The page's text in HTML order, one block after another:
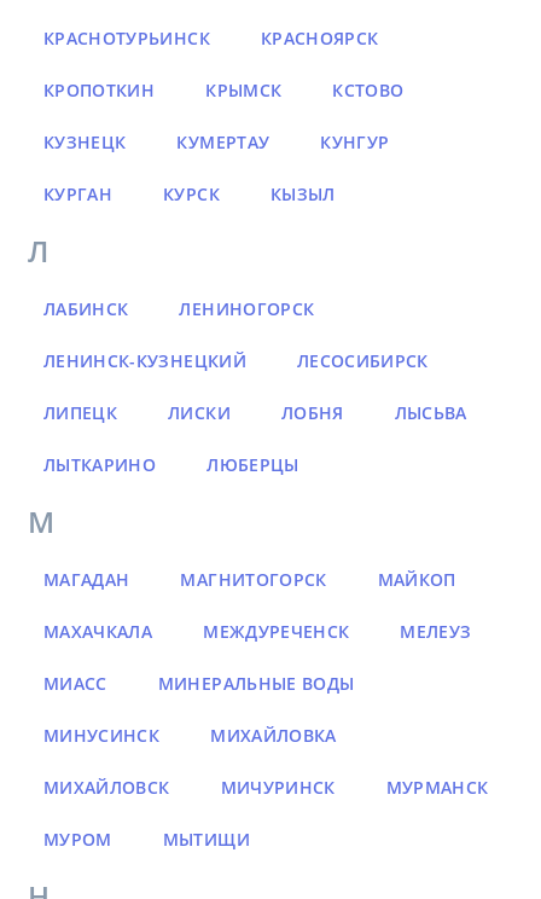
КРАСНОТУРЬИНСК КРАСНОЯРСК
КРОПОТКИН КРЫМСК КСТОВО
КУЗНЕЦК КУМЕРТАУ КУНГУР
КУРГАН КУРСК КЫЗЫЛ
Л
ЛАБИНСК ЛЕНИНОГОРСК
ЛЕНИНСК-КУЗНЕЦКИЙ ЛЕСОСИБИРСК
ЛИПЕЦК ЛИСКИ ЛОБНЯ ЛЫСЬВА
ЛЫТКАРИНО ЛЮБЕРЦЫ
М
МАГАДАН МАГНИТОГОРСК МАЙКОП
МАХАЧКАЛА МЕЖДУРЕЧЕНСК МЕЛЕУЗ
МИАСС МИНЕРАЛЬНЫЕ ВОДЫ
МИНУСИНСК МИХАЙЛОВКА
МИХАЙЛОВСК МИЧУРИНСК МУРМАНСК
МУРОМ МЫТИЩИ